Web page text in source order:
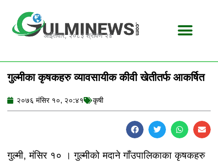
content
आईतवार, २०८३ श्रावण २४
गुल्मीका कृषकहरु व्यावसायीक कीवी खेतीतर्फ आकर्षित
२०७६ मंसिर १०, २०:४१ कृषी
गुल्मी, मंसिर १० । गुल्मीको मदाने गाँउपालिकाका कृषकहरु